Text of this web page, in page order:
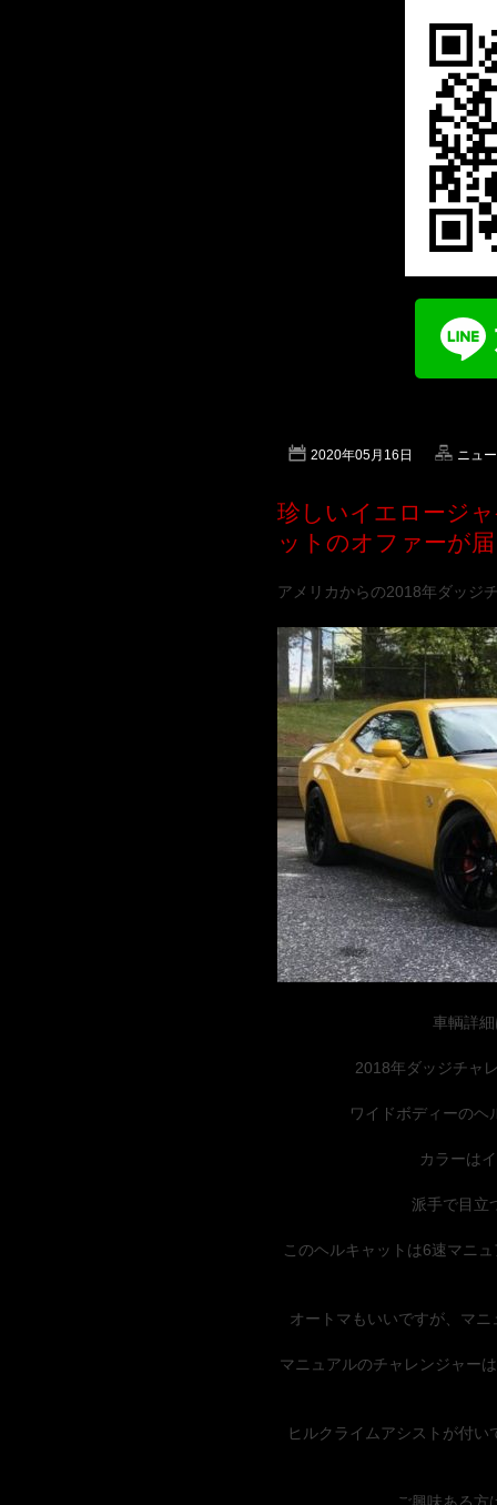
2020年05月16日 ニュ
珍しいイエロージ
ットのオファーが
アメリカからの2018年ダッジ
車輌詳
2018年ダッジチャ
ワイドボディーのヘ
カラーは
派手で目立
このヘルキャットは6速マニ
オートマもいいですが、マ
マニュアルのチャレンジャー
ヒルクライムアシストが付